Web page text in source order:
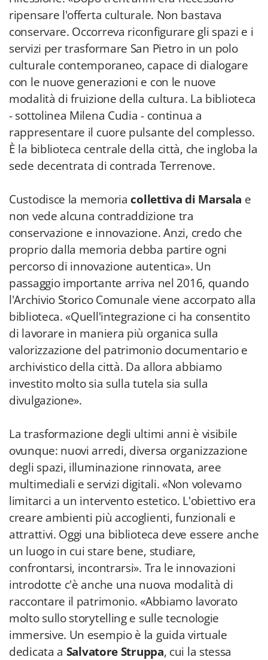
ripensare l'offerta culturale. Non bastava
conservare. Occorreva riconfigurare gli spazi e i
servizi per trasformare San Pietro in un polo
culturale contemporaneo, capace di dialogare
con le nuove generazioni e con le nuove
modalità di fruizione della cultura. La biblioteca
- sottolinea Milena Cudia - continua a
rappresentare il cuore pulsante del complesso.
È la biblioteca centrale della città, che ingloba la
sede decentrata di contrada Terrenove.
Custodisce la memoria collettiva di Marsala e
non vede alcuna contraddizione tra
conservazione e innovazione. Anzi, credo che
proprio dalla memoria debba partire ogni
percorso di innovazione autentica». Un
passaggio importante arriva nel 2016, quando
l'Archivio Storico Comunale viene accorpato alla
biblioteca. «Quell'integrazione ci ha consentito
di lavorare in maniera più organica sulla
valorizzazione del patrimonio documentario e
archivistico della città. Da allora abbiamo
investito molto sia sulla tutela sia sulla
divulgazione».
La trasformazione degli ultimi anni è visibile
ovunque: nuovi arredi, diversa organizzazione
degli spazi, illuminazione rinnovata, aree
multimediali e servizi digitali. «Non volevamo
limitarci a un intervento estetico. L'obiettivo era
creare ambienti più accoglienti, funzionali e
attrattivi. Oggi una biblioteca deve essere anche
un luogo in cui stare bene, studiare,
confrontarsi, incontrarsi». Tra le innovazioni
introdotte c'è anche una nuova modalità di
raccontare il patrimonio. «Abbiamo lavorato
molto sullo storytelling e sulle tecnologie
immersive. Un esempio è la guida virtuale
dedicata a Salvatore Struppa, cui la stessa